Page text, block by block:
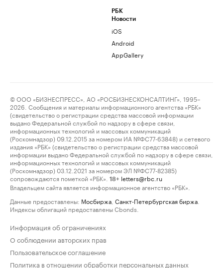
РБК
Новости
iOS
Android
AppGallery
© ООО «БИЗНЕСПРЕСС», АО «РОСБИЗНЕСКОНСАЛТИНГ», 1995–
2026. Сообщения и материалы информационного агентства «РБК»
(свидетельство о регистрации средства массовой информации
выдано Федеральной службой по надзору в сфере связи,
информационных технологий и массовых коммуникаций
(Роскомнадзор) 09.12.2015 за номером ИА №ФС77-63848) и сетевого
издания «РБК» (свидетельство о регистрации средства массовой
информации выдано Федеральной службой по надзору в сфере связи,
информационных технологий и массовых коммуникаций
(Роскомнадзор) 03.12.2021 за номером ЭЛ №ФС77-82385)
сопровождаются пометкой «РБК».
18+ letters@rbc.ru
Владельцем сайта является информационное агентство «РБК».
Данные предоставлены: Мосбиржа Санкт-Петербургская биржа
Индексы облигаций предоставлены Cbonds.
Информация об ограничениях
О соблюдении авторских прав
Пользовательское соглашение
Политика в отношении обработки персональных данных